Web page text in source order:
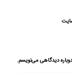
دیدگاهی می‌نویسم.